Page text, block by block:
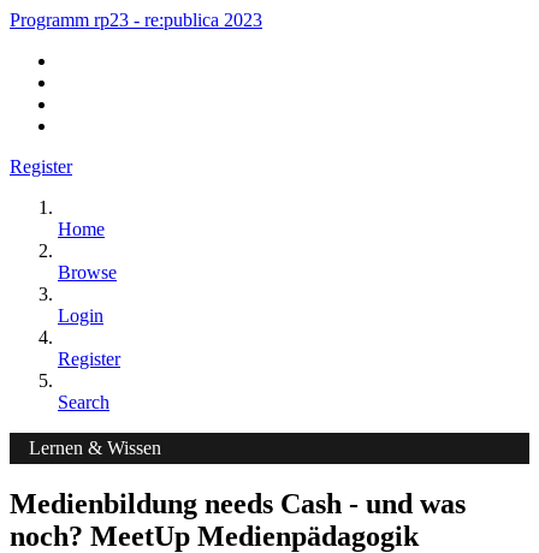
Programm rp23 - re:publica 2023
Register
Home
Browse
Login
Register
Search
Lernen & Wissen
Medienbildung needs Cash - und was
noch? MeetUp Medienpädagogik